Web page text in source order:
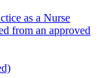
as a Nurse
from an approved